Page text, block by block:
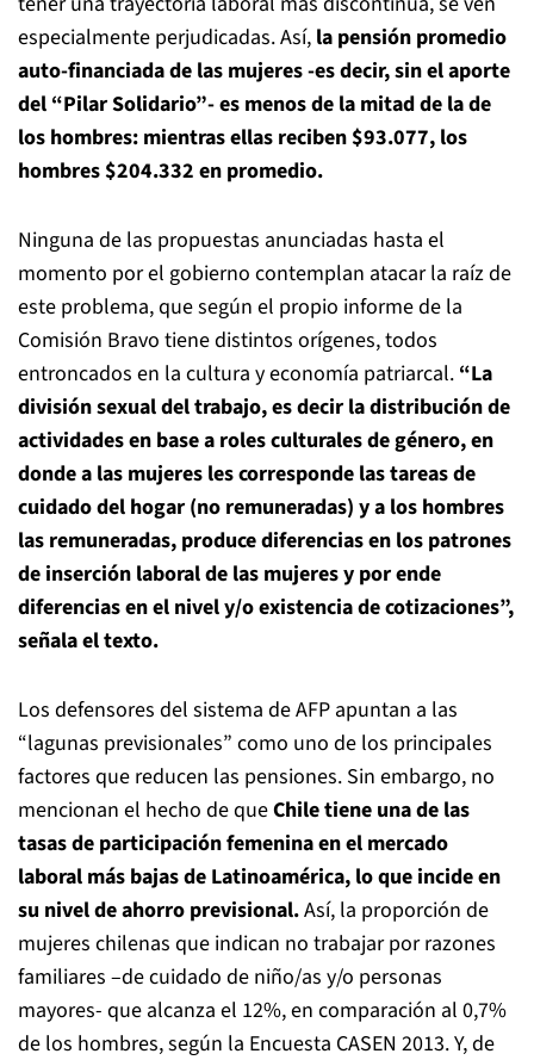
especialmente perjudicadas. Así, la pensión promedio
auto-financiada de las mujeres -es decir, sin el aporte
del “Pilar Solidario”- es menos de la mitad de la de
los hombres: mientras ellas reciben $93.077, los
hombres $204.332 en promedio.
Ninguna de las propuestas anunciadas hasta el
momento por el gobierno contemplan atacar la raíz de
este problema, que según el propio informe de la
Comisión Bravo tiene distintos orígenes, todos
entroncados en la cultura y economía patriarcal. “La
división sexual del trabajo, es decir la distribución de
actividades en base a roles culturales de género, en
donde a las mujeres les corresponde las tareas de
cuidado del hogar (no remuneradas) y a los hombres
las remuneradas, produce diferencias en los patrones
de inserción laboral de las mujeres y por ende
diferencias en el nivel y/o existencia de cotizaciones”,
señala el texto.
Los defensores del sistema de AFP apuntan a las
“lagunas previsionales” como uno de los principales
factores que reducen las pensiones. Sin embargo, no
mencionan el hecho de queChile tiene una de las
tasas de participación femenina en el mercado
laboral más bajas de Latinoamérica, lo que incide en
su nivel de ahorro previsional.Así, la proporción de
mujeres chilenas que indican no trabajar por razones
familiares –de cuidado de niño/as y/o personas
mayores- que alcanza el 12%, en comparación al 0,7%
de los hombres, según la Encuesta CASEN 2013. Y, de